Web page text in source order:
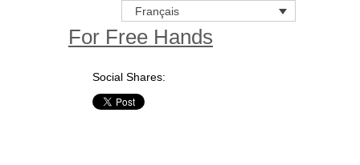
Français
For Free Hands
Social Shares: